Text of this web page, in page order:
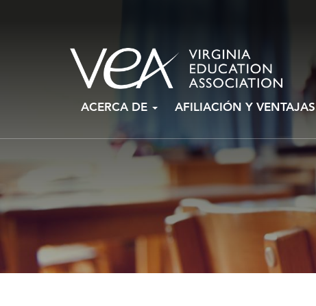
ACERCA DE AFILIACIÓN Y